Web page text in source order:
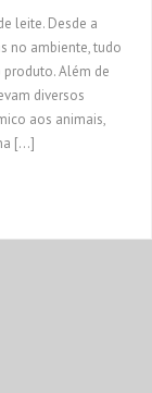
leite. Desde a
no ambiente, tudo
Além de
diversos
aos animais,
[…]